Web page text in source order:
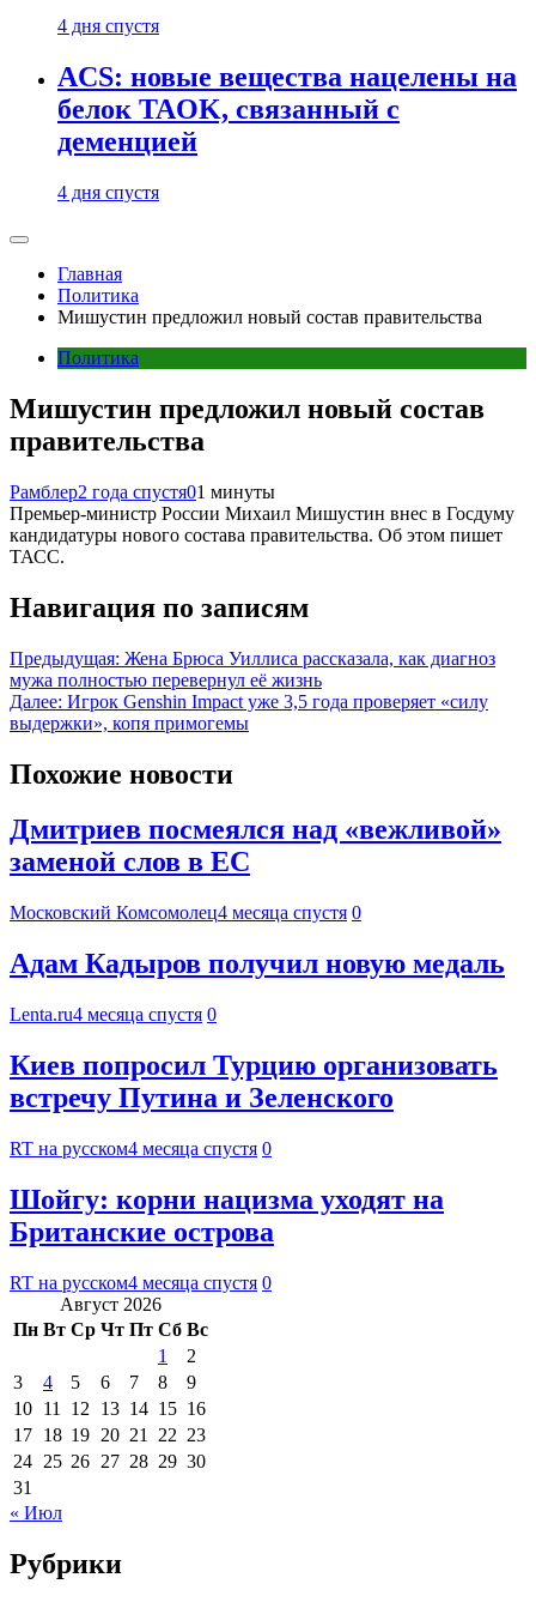
4 дня спустя
ACS: новые вещества нацелены на
белок TAOK, связанный с
деменцией
4 дня спустя
Главная
Политика
Мишустин предложил новый состав правительства
Политика
Мишустин предложил новый состав
правительства
Рамблер2 года спустя01 минуты
Премьер-министр России Михаил Мишустин внес в Госдуму
кандидатуры нового состава правительства. Об этом пишет
ТАСС.
Навигация по записям
Предыдущая: Жена Брюса Уиллиса рассказала, как диагноз
мужа полностью перевернул её жизнь
Далее: Игрок Genshin Impact уже 3,5 года проверяет «силу
выдержки», копя примогемы
Похожие новости
Дмитриев посмеялся над «вежливой»
заменой слов в ЕС
Московский Комсомолец4 месяца спустя 0
Адам Кадыров получил новую медаль
Lenta.ru4 месяца спустя 0
Киев попросил Турцию организовать
встречу Путина и Зеленского
RT на русском4 месяца спустя 0
Шойгу: корни нацизма уходят на
Британские острова
RT на русском4 месяца спустя 0
Август 2026
Пн Вт Ср Чт Пт Сб Вс
1
2
3
4 5 6 7 8
9
10 11 12 13 14 15 16
17 18 19 20 21 22 23
24 25 26 27 28 29 30
31
« Июл
Рубрики